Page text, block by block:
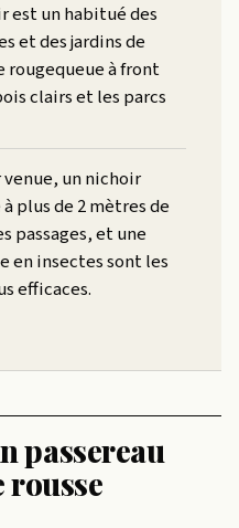
est un habitué des
et des jardins de
rougequeue à front
clairs et les parcs
un nichoir
plus de 2 mètres de
passages, et une
en insectes sont les
efficaces.
passereau
rousse